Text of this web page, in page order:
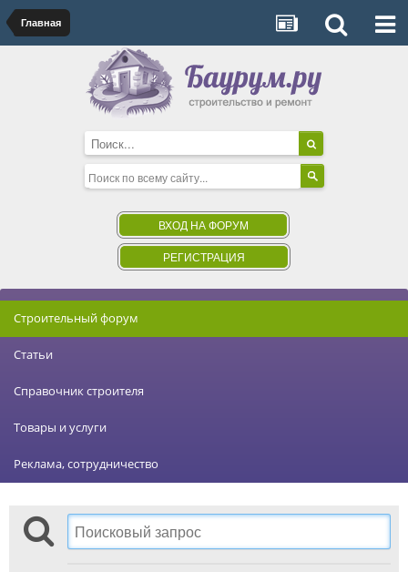
Главная
ВХОД НА ФОРУМ
РЕГИСТРАЦИЯ
Строительный форум
Статьи
Справочник строителя
Товары и услуги
Реклама, сотрудничество